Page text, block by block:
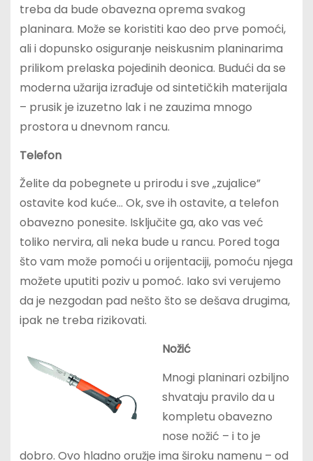
treba da bude obavezna oprema svakog
planinara. Može se koristiti kao deo prve pomoći,
ali i dopunsko osiguranje neiskusnim planinarima
prilikom prelaska pojedinih deonica. Budući da se
moderna užarija izrađuje od sintetičkih materijala
– prusik je izuzetno lak i ne zauzima mnogo
prostora u dnevnom rancu.
Telefon
Želite da pobegnete u prirodu i sve „zujalice”
ostavite kod kuće… Ok, sve ih ostavite, a telefon
obavezno ponesite. Isključite ga, ako vas već
toliko nervira, ali neka bude u rancu. Pored toga
što vam može pomoći u orijentaciji, pomoću njega
možete uputiti poziv u pomoć. Iako svi verujemo
da je nezgodan pad nešto što se dešava drugima,
ipak ne treba rizikovati.
Nožić
Mnogi planinari ozbiljno
shvataju pravilo da u
kompletu obavezno
nose nožić – i to je
dobro. Ovo hladno oružje ima široku namenu – od